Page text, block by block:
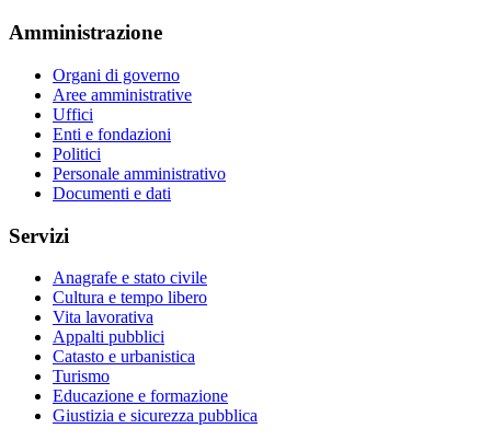
Amministrazione
Organi di governo
Aree amministrative
Uffici
Enti e fondazioni
Politici
Personale amministrativo
Documenti e dati
Servizi
Anagrafe e stato civile
Cultura e tempo libero
Vita lavorativa
Appalti pubblici
Catasto e urbanistica
Turismo
Educazione e formazione
Giustizia e sicurezza pubblica